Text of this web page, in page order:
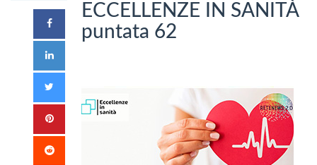
ECCELLENZE IN SANITÀ
puntata 62